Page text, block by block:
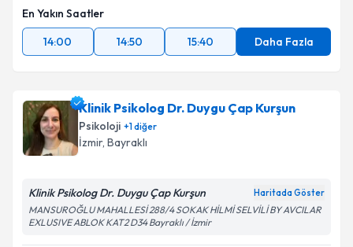
En Yakın Saatler
14:00
14:50 15:40 Daha Fazla
Klinik Psikolog Dr. Duygu Çap Kurşun
Psikoloji +1diğer
İzmir, Bayraklı
Klinik Psikolog Dr. Duygu Çap Kurşun Haritada Göster
MANSUROĞLU MAHALLESİ 288/4 SOKAK HİLMİ SELVİLİ BY AVCILAR
EXLUSIVE ABLOK KAT2 D34 Bayraklı / İzmir